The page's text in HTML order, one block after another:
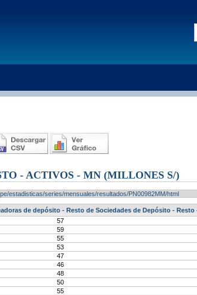
- ACTIVOS - MN (MILLONES S/)
estadisticas/series/mensuales/resultados/PN00982MM/html
de depósito - Resto de Sociedades de Depósito - Resto
57
59
55
53
47
46
48
50
55